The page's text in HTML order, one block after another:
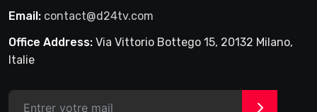
Email: contact@d24tv.com
Office Address: Via Vittorio Bottego 15, 20132 Milano,
Italie
>